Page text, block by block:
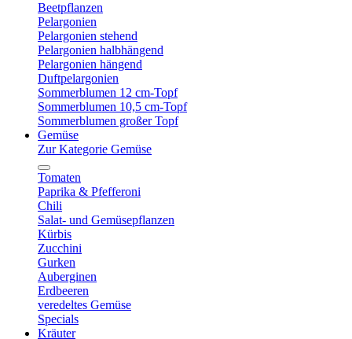
Beetpflanzen
Pelargonien
Pelargonien stehend
Pelargonien halbhängend
Pelargonien hängend
Duftpelargonien
Sommerblumen 12 cm-Topf
Sommerblumen 10,5 cm-Topf
Sommerblumen großer Topf
Gemüse
Zur Kategorie Gemüse
Tomaten
Paprika & Pfefferoni
Chili
Salat- und Gemüsepflanzen
Kürbis
Zucchini
Gurken
Auberginen
Erdbeeren
veredeltes Gemüse
Specials
Kräuter